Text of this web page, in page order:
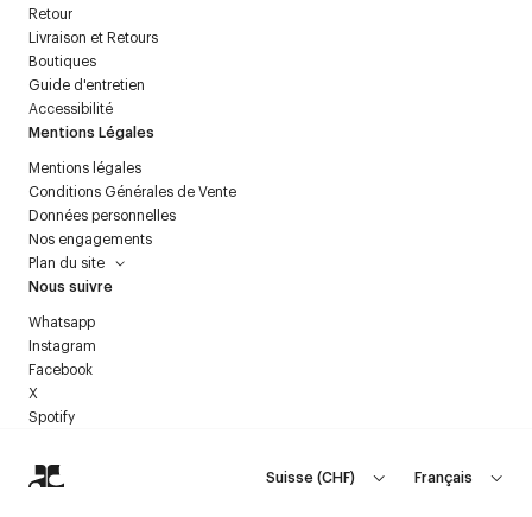
Retour
Livraison et Retours
Boutiques
Guide d'entretien
Accessibilité
Mentions Légales
Mentions légales
Conditions Générales de Vente
Données personnelles
Nos engagements
Plan du site
Nous suivre
Whatsapp
Instagram
Facebook
X
Spotify
Suisse(CHF) Français